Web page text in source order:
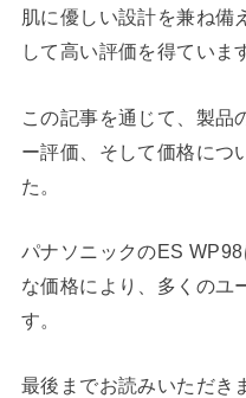
肌に優しい設計を兼ね備
して高い評価を得ていま
この記事を通じて、製品
ー評価、そして価格につ
た。
パナソニックのES
な価格により、多くのユ
す。
最後までお読みいただき